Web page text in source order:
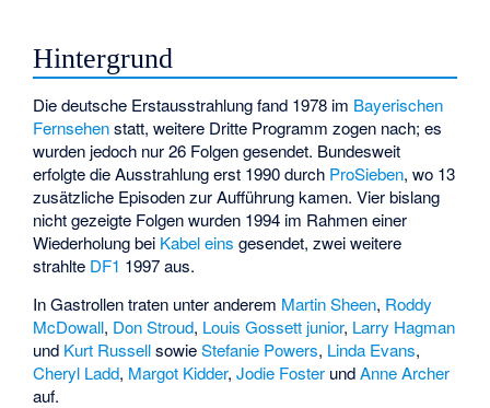
Hintergrund
Die deutsche Erstausstrahlung fand 1978 im Bayerischen
Fernsehenstatt, weitere Dritte Programm zogen nach; es
wurden jedoch nur 26 Folgen gesendet. Bundesweit
erfolgte die Ausstrahlung erst 1990 durch ProSieben, wo 13
zusätzliche Episoden zur Aufführung kamen. Vier bislang
nicht gezeigte Folgen wurden 1994 im Rahmen einer
Wiederholung bei Kabel eins gesendet, zwei weitere
strahlte DF1 1997 aus.
In Gastrollen traten unter anderem Martin Sheen, Roddy
McDowall, Don Stroud, Louis Gossett junior, Larry Hagman
und Kurt RussellsowieStefanie Powers, Linda Evans,
Cheryl Ladd, Margot Kidder,Jodie Foster undAnne Archer
auf.